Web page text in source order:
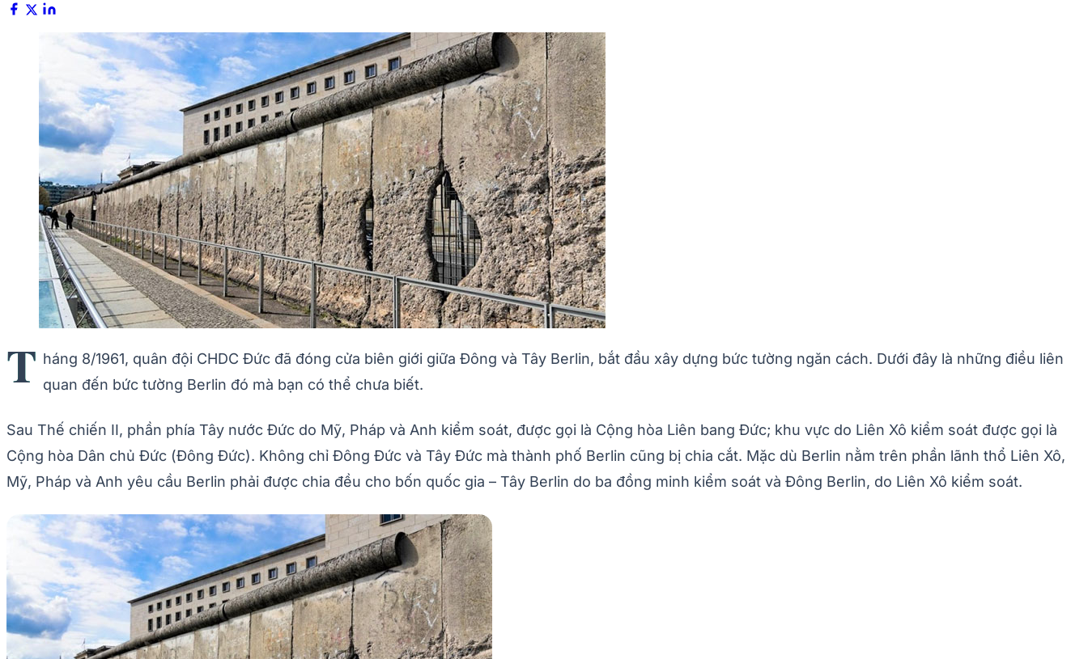
T háng 8/1961, quân đội CHDC Đức đã đóng cửa biên giới giữa Đông và Tây Berlin, bắt đầu xây dựng bức tường ngăn cách. Dưới đây là những điều liên
quan đến bức tường Berlin đó mà bạn có thể chưa biết.
Sau Thế chiến II, phần phía Tây nước Đức do Mỹ, Pháp và Anh kiểm soát, được gọi là Cộng hòa Liên bang Đức; khu vực do Liên Xô kiểm soát được gọi là
Cộng hòa Dân chủ Đức (Đông Đức). Không chỉ Đông Đức và Tây Đức mà thành phố Berlin cũng bị chia cắt. Mặc dù Berlin nằm trên phần lãnh thổ Liên Xô,
Mỹ, Pháp và Anh yêu cầu Berlin phải được chia đều cho bốn quốc gia – Tây Berlin do ba đồng minh kiểm soát và Đông Berlin, do Liên Xô kiểm soát.